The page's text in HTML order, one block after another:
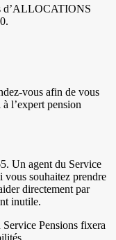
d’ALLOCATIONS
vous afin de vous
l’expert pension
Un agent du Service
vous souhaitez prendre
directement par
inutile.
Service Pensions fixera